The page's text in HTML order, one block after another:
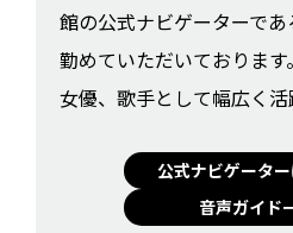
館の公式ナビゲーターで
勤めていただいております
女優、歌手として幅広く活
公式ナビゲータ
音声ガイド